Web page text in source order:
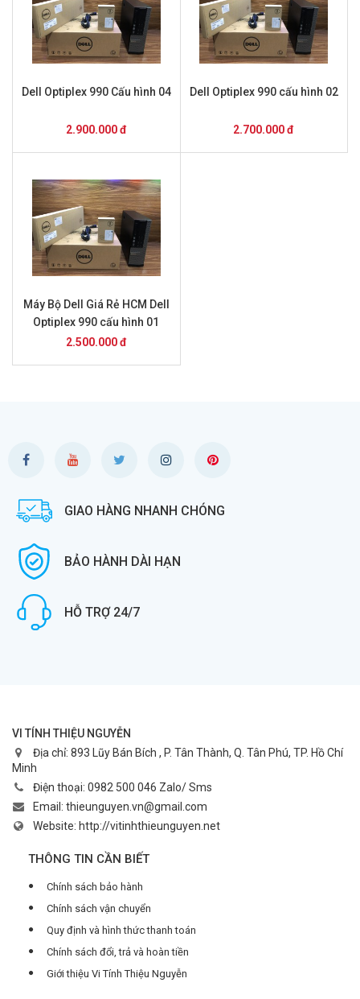
Dell Optiplex 990 Cấu hình 04
2.900.000 đ
Dell Optiplex 990 cấu hình 02
2.700.000 đ
Máy Bộ Dell Giá Rẻ HCM Dell
Optiplex 990 cấu hình 01
2.500.000 đ
GIAO HÀNG NHANH CHÓNG
BẢO HÀNH DÀI HẠN
HỖ TRỢ 24/7
VI TÍNH THIỆU NGUYỄN
Địa chỉ: 893 Lũy Bán Bích , P. Tân Thành, Q. Tân Phú, TP. Hồ Chí
Minh
Điện thoại: 0982 500 046 Zalo/ Sms
Email: thieunguyen.vn@gmail.com
Website: http://vitinhthieunguyen.net
THÔNG TIN CẦN BIẾT
Chính sách bảo hành
Chính sách vận chuyển
Quy định và hình thức thanh toán
Chính sách đổi, trả và hoàn tiền
Giới thiệu Vi Tính Thiệu Nguyễn